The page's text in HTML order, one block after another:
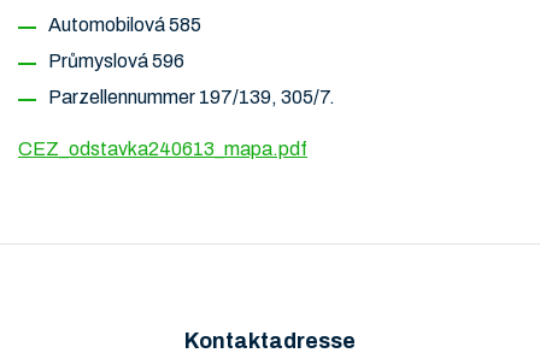
Automobilová 585
Průmyslová 596
Parzellennummer 197/139, 305/7.
CEZ_odstavka240613_mapa.pdf
Kontaktadresse